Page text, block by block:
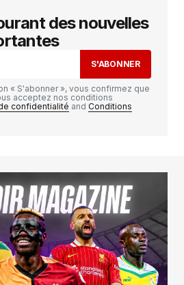
ne sera pas publiée. Les
sont indiqués avec
nom, mon e-mail et mon
pour mon prochain
des nouvelles
S'ABONNER
« S'abonner », vous confirmez que
acceptez nos conditions
confidentialité and Conditions